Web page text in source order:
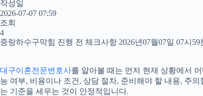
작성일
2026-07-07 07:59
조회
4
중랑하수구막힘 진행 전 체크사항 2026년07월07일 07시59
대구이혼전문변호사를 알아볼 때는 먼저 현재 상황에서
능 여부, 비용이나 조건, 상담 절차, 준비해야 할 내용, 주
는 기준을 세우는 것이 안정적입니다.